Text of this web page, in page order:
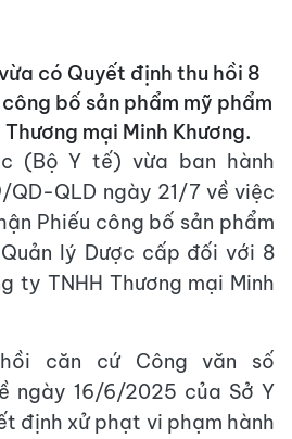
có Quyết định thu hồi 8
bố sản phẩm mỹ phẩm
mại Minh Khương.
(Bộ Y tế) vừa ban hành
QD-QLD ngày 21/7 về việc
Phiếu công bố sản phẩm
lý Dược cấp đối với 8
ty TNHH Thương mại Minh
căn cứ Công văn số
ngày 16/6/2025 của Sở Y
định xử phạt vi phạm hành